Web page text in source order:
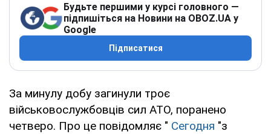
Будьте першими у курсі головного —
підпишіться на Новини на OBOZ.UA у
Google
Підписатися
За минулу добу загинули троє
військовослужбовців сил АТО, поранено
четверо. Про це повідомляє " Сегодня "з